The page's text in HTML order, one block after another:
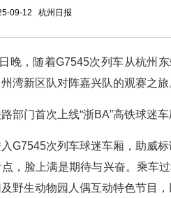
09-12 杭州日报
晚，随着G7545次列车从杭州
湾新区队对阵嘉兴队的观赛之旅
部门首次上线“浙BA”高铁球迷
G7545次列车球迷车厢，助威
，脸上满是期待与兴奋。乘车
野生动物园人偶互动特色节目